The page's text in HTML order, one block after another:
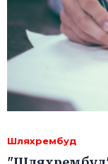
Шляхрембуд